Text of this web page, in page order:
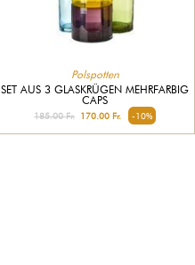
Polspotten
SET AUS 3 GLASKRÜGEN MEHRFARBIG
CAPS
185.00 Fr. 170.00 Fr. -10%